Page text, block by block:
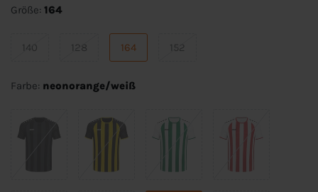
Größe: 164
140 128 164 152
Farbe: neonorange/weiß